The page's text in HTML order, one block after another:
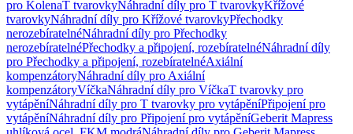
pro KolenaT tvarovkyNáhradní díly pro T tvarovkyKřížové
tvarovkyNáhradní díly pro Křížové tvarovkyPřechodky
nerozebíratelnéNáhradní díly pro Přechodky
nerozebíratelnéPřechodky a připojení, rozebíratelnéNáhradní díly
pro Přechodky a připojení, rozebíratelnéAxiální
kompenzátoryNáhradní díly pro Axiální
kompenzátoryVíčkaNáhradní díly pro VíčkaT tvarovky pro
vytápěníNáhradní díly pro T tvarovky pro vytápěníPřipojení pro
vytápěníNáhradní díly pro Připojení pro vytápěníGeberit Mapress